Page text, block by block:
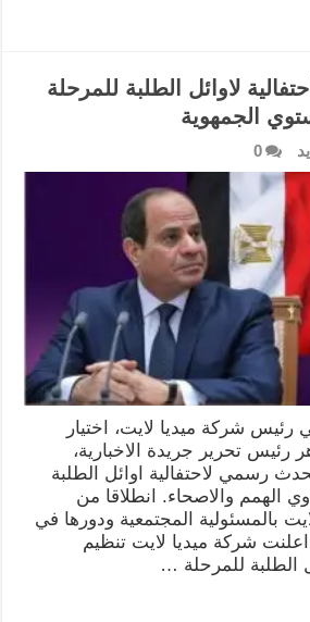
لاوائل الطلبة للمرحلة
الجمهوية
0
رئيس شركة ميديا لايت، اختيار
رئيس تحرير جريدة الاخبارية،
رسمي لاحتفالية اوائل الطلبة
الهمم والاصحاء. انطلاقا من
بالمسئولية المجتمعية ودورها في
اعلنت شركة ميديا لايت تنظيم
الطلبة للمرحلة …